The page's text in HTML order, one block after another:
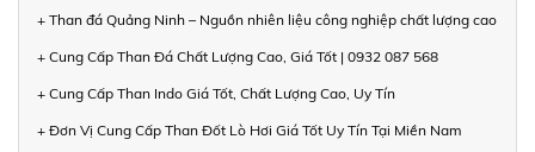
+ Than đá Quảng Ninh – Nguồn nhiên liệu công nghiệp chất lượng cao
+ Cung Cấp Than Đá Chất Lượng Cao, Giá Tốt | 0932 087 568
+ Cung Cấp Than Indo Giá Tốt, Chất Lượng Cao, Uy Tín
+ Đơn Vị Cung Cấp Than Đốt Lò Hơi Giá Tốt Uy Tín Tại Miền Nam